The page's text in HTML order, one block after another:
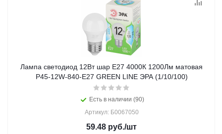
Лампа светодиод 12Вт шар Е27 4000К 1200Лм матовая
P45-12W-840-E27 GREEN LINE ЭРА (1/10/100)
Есть в наличии (90)
Артикул: Б0067050
59.48 руб./шт